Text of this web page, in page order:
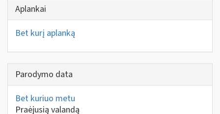
Aplankai
Bet kurį aplanką
Parodymo data
Bet kuriuo metu
Praėjusią valandą